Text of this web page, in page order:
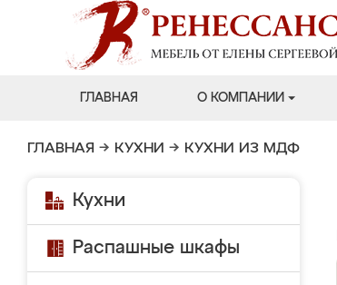
ГЛАВНАЯ О КОМПАНИИ
ГЛАВНАЯ → КУХНИ → КУХНИ ИЗ МДФ
Кухни
Распашные шкафы